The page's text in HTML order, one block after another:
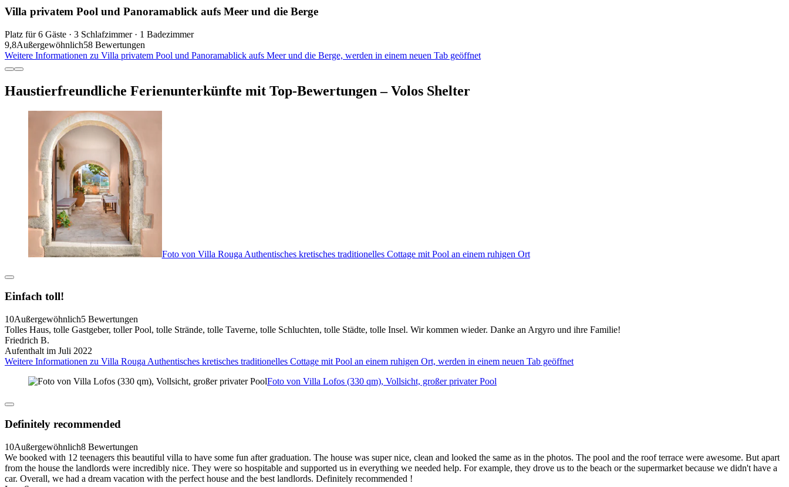
Villa privatem Pool und Panoramablick aufs Meer und die Berge
Platz für 6 Gäste · 3 Schlafzimmer · 1 Badezimmer
9,8Außergewöhnlich58 Bewertungen
Weitere Informationen zu Villa privatem Pool und Panoramablick aufs Meer und die Berge, werden in einem neuen Tab geöffnet
Haustierfreundliche Ferienunterkünfte mit Top-Bewertungen – Volos Shelter
Foto von Villa Rouga Authentisches kretisches traditionelles Cottage mit Pool an einem ruhigen Ort
Einfach toll!
10Außergewöhnlich5 Bewertungen
Tolles Haus, tolle Gastgeber, toller Pool, tolle Strände, tolle Taverne, tolle Schluchten, tolle Städte, tolle Insel. Wir kommen wieder. Danke an Argyro und ihre Familie!
Friedrich B.
Aufenthalt im Juli 2022
Weitere Informationen zu Villa Rouga Authentisches kretisches traditionelles Cottage mit Pool an einem ruhigen Ort, werden in einem neuen Tab geöffnet
Foto von Villa Lofos (330 qm), Vollsicht, großer privater Pool
Definitely recommended
10Außergewöhnlich8 Bewertungen
We booked with 12 teenagers this beautiful villa to have some fun after graduation. The house was super nice, clean and looked the same as in the photos. The pool and the roof terrace were awesome. But apart
from the house the landlords were incredibly nice. They were so hospitable and supported us in everything we needed help. For example, they drove us to the beach or the supermarket because we didn't have a
car. Overall, we had a dream vacation with the perfect house and the best landlords. Definitely recommended !